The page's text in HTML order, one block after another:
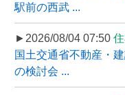
駅前の西武 ...
►2026/08/04 07:50
国土交通省不動産・
の検討会 ...